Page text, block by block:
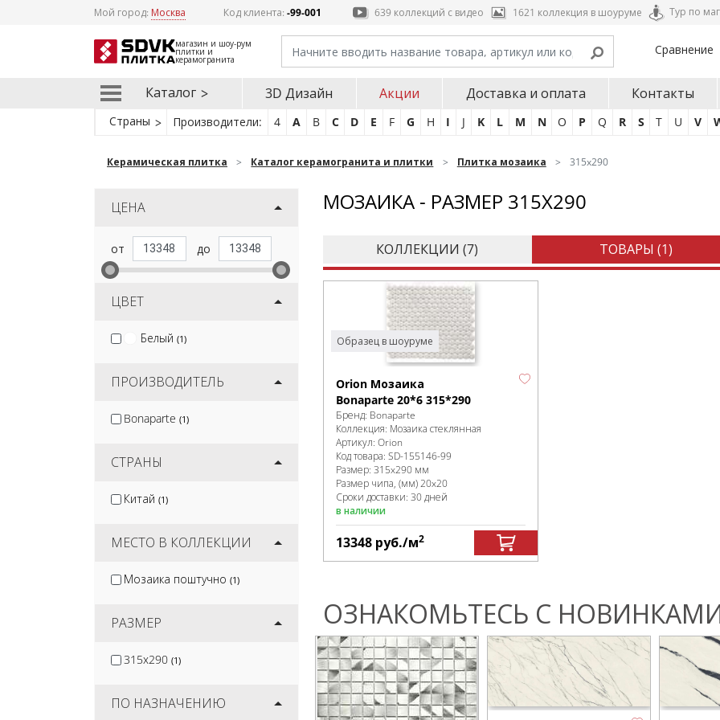
Мой город: Москва Код клиента: -99-001 639 коллекций с видео 1621 коллекция в шоуруме Тур по
магазин и шоу-рум
плитки и
керамогранита
Сравнение
Каталог 3D Дизайн Акции Доставка и оплата Контакты
Страны Производители: 4 A B C D E F G H I J K L M N O P Q R S T U V
Керамическая плитка Каталог керамогранита и плитки Плитка мозаика 315x290
ЦЕНА
ЦВЕТ
Белый (1)
ПРОИЗВОДИТЕЛЬ
Bonaparte (1)
СТРАНЫ
Китай (1)
МЕСТО В КОЛЛЕКЦИИ
Мозаика поштучно (1)
РАЗМЕР
315x290 (1)
ПО НАЗНАЧЕНИЮ
МОЗАИКА - РАЗМЕР 315X290
КОЛЛЕКЦИИ (7) ТОВАРЫ (1)
Образец в шоуруме
Orion Мозаика
Bonaparte 20*6 315*290
Бренд: Bonaparte
Коллекция: Мозаика стеклянная
Артикул: Orion
Код товара: SD-155146-99
Размер: 315x290 мм
Размер чипа, (мм)20x20
Сроки доставки: 30 дней
в наличии
13348 руб./м2
ОЗНАКОМЬТЕСЬ С